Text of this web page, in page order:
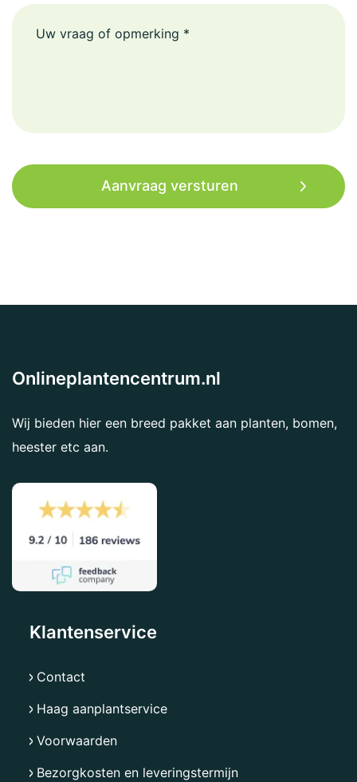
Onlineplantencentrum.nl
Wij bieden hier een breed pakket aan planten, bomen,
heester etc aan.
Klantenservice
Contact
Haag aanplantservice
Voorwaarden
Bezorgkosten en leveringstermijn